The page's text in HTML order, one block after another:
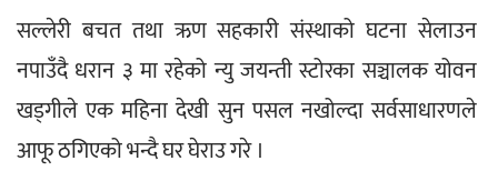
सल्लेरी बचत तथा ऋण सहकारी संस्थाको घटना सेलाउन
नपाउँदै धरान ३ मा रहेको न्यु जयन्ती स्टोरका सञ्चालक योवन
खड्गीले एक महिना देखी सुन पसल नखोल्दा सर्वसाधारणले
आफू ठगिएको भन्दै घर घेराउ गरे ।